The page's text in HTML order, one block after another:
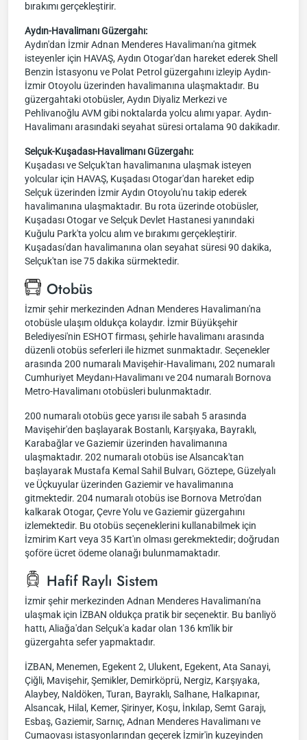
bırakımı gerçekleştirir.
Aydın-Havalimanı Güzergahı:
Aydın'dan İzmir Adnan Menderes Havalimanı'na gitmek
isteyenler için HAVAŞ, Aydın Otogar'dan hareket ederek Shell
Benzin İstasyonu ve Polat Petrol güzergahını izleyip Aydın-
İzmir Otoyolu üzerinden havalimanına ulaşmaktadır. Bu
güzergahtaki otobüsler, Aydın Diyaliz Merkezi ve
Pehlivanoğlu AVM gibi noktalarda yolcu alımı yapar. Aydın-
Havalimanı arasındaki seyahat süresi ortalama 90 dakikadır.
Selçuk-Kuşadası-Havalimanı Güzergahı:
Kuşadası ve Selçuk'tan havalimanına ulaşmak isteyen
yolcular için HAVAŞ, Kuşadası Otogar'dan hareket edip
Selçuk üzerinden İzmir Aydın Otoyolu'nu takip ederek
havalimanına ulaşmaktadır. Bu rota üzerinde otobüsler,
Kuşadası Otogar ve Selçuk Devlet Hastanesi yanındaki
Kuğulu Park'ta yolcu alım ve bırakımı gerçekleştirir.
Kuşadası'dan havalimanına olan seyahat süresi 90 dakika,
Selçuk'tan ise 75 dakika sürmektedir.
Otobüs
İzmir şehir merkezinden Adnan Menderes Havalimanı'na
otobüsle ulaşım oldukça kolaydır. İzmir Büyükşehir
Belediyesi'nin ESHOT firması, şehirle havalimanı arasında
düzenli otobüs seferleri ile hizmet sunmaktadır. Seçenekler
arasında 200 numaralı Mavişehir-Havalimanı, 202 numaralı
Cumhuriyet Meydanı-Havalimanı ve 204 numaralı Bornova
Metro-Havalimanı otobüsleri bulunmaktadır.
200 numaralı otobüs gece yarısı ile sabah 5 arasında
Mavişehir'den başlayarak Bostanlı, Karşıyaka, Bayraklı,
Karabağlar ve Gaziemir üzerinden havalimanına
ulaşmaktadır. 202 numaralı otobüs ise Alsancak'tan
başlayarak Mustafa Kemal Sahil Bulvarı, Göztepe, Güzelyalı
ve Üçkuyular üzerinden Gaziemir ve havalimanına
gitmektedir. 204 numaralı otobüs ise Bornova Metro'dan
kalkarak Otogar, Çevre Yolu ve Gaziemir güzergahını
izlemektedir. Bu otobüs seçeneklerini kullanabilmek için
İzmirim Kart veya 35 Kart'ın olması gerekmektedir; doğrudan
şoföre ücret ödeme olanağı bulunmamaktadır.
Hafif Raylı Sistem
İzmir şehir merkezinden Adnan Menderes Havalimanı'na
ulaşmak için İZBAN oldukça pratik bir seçenektir. Bu banliyö
hattı, Aliağa'dan Selçuk'a kadar olan 136 km'lik bir
güzergahta sefer yapmaktadır.
İZBAN, Menemen, Egekent 2, Ulukent, Egekent, Ata Sanayi,
Çiğli, Mavişehir, Şemikler, Demirköprü, Nergiz, Karşıyaka,
Alaybey, Naldöken, Turan, Bayraklı, Salhane, Halkapınar,
Alsancak, Hilal, Kemer, Şirinyer, Koşu, İnkılap, Semt Garajı,
Esbaş, Gaziemir, Sarnıç, Adnan Menderes Havalimanı ve
Cumaovası istasyonlarından geçerek İzmir'in kuzeyinden